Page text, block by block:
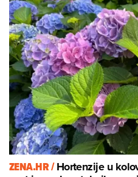
ZENA.HR /Hortenzije u